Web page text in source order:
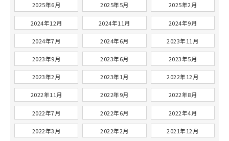
2025年6月 2025年5月 2025年2月
2024年12月 2024年11月 2024年9月
2024年7月 2024年6月 2023年11月
2023年9月 2023年6月 2023年5月
2023年2月 2023年1月 2022年12月
2022年11月 2022年9月 2022年8月
2022年7月 2022年6月 2022年4月
2022年3月 2022年2月 2021年12月